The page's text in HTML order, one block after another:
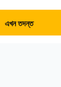
এখন তদন্ত